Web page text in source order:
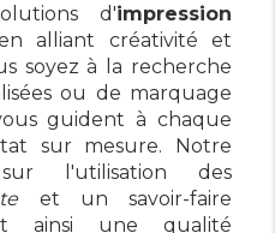
d'impression
alliant créativité et
soyez à la recherche
ou de marquage
guident à chaque
sur mesure. Notre
l'utilisation des
et un savoir-faire
ainsi une qualité